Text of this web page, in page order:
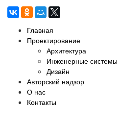
Главная
Проектирование
Архитектура
Инженерные системы
Дизайн
Авторский надзор
О нас
Контакты